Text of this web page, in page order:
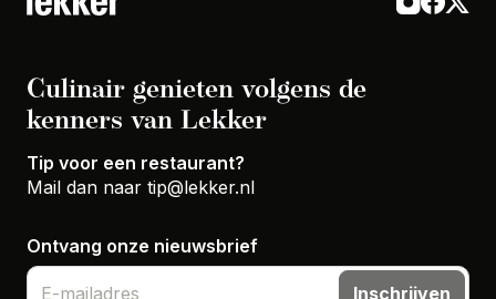
Culinair genieten volgens de
kenners van Lekker
Tip voor een restaurant?
Mail dan naar tip@lekker.nl
Ontvang onze nieuwsbrief
Inschrijven